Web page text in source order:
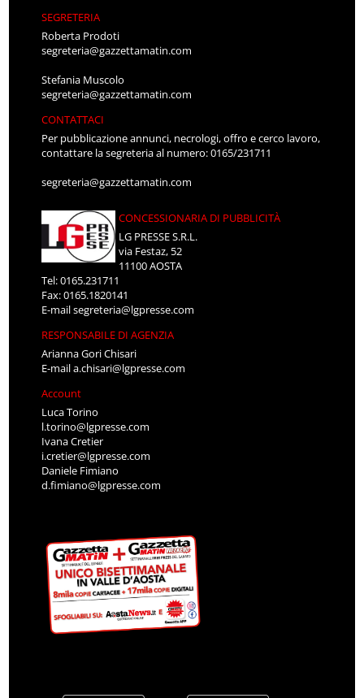
SEGRETERIA
Roberta Prodoti
segreteria@gazzettamatin.com
Stefania Muscolo
segreteria@gazzettamatin.com
CONTATTACI
Per pubblicazione annunci, necrologi, offro e cerco lavoro,
contattare la segreteria al numero: 0165/231711
segreteria@gazzettamatin.com
CONCESSIONARIA DI PUBBLICITÀ
LG PRESSE S.R.L.
via Festaz, 52
11100 AOSTA
Tel: 0165.231711
Fax: 0165.1820141
E-mailsegreteria@lgpresse.com
RESPONSABILE DI AGENZIA
Arianna Gori Chisari
E-maila.chisari@lgpresse.com
Account
Luca Torino
l.torino@lgpresse.com
Ivana Cretier
i.cretier@lgpresse.com
Daniele Fimiano
d.fimiano@lgpresse.com